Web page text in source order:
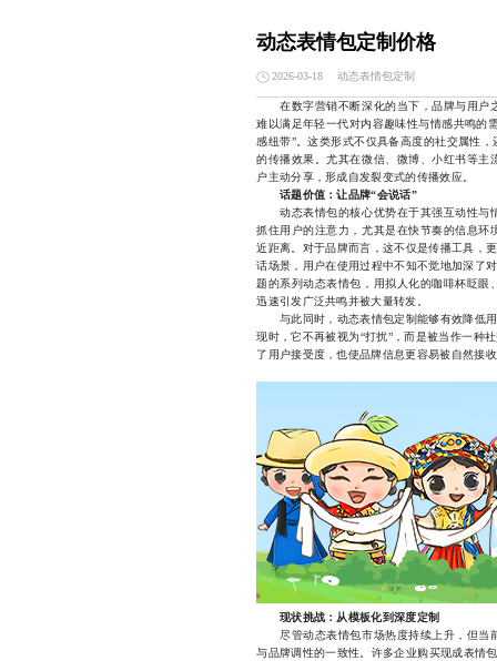
动态表情包定制价格
2026-03-18 动态表情包定制
在数字营销不断深化的当下，品牌与用户
难以满足年轻一代对内容趣味性与情感共鸣的
感纽带”。这类形式不仅具备高度的社交属性
的传播效果。尤其在微信、微博、小红书等
户主动分享，形成自发裂变式的传播效应。
话题价值：让品牌“会说话”
动态表情包的核心优势在于其强互动性与
抓住用户的注意力，尤其是在快节奏的信息
近距离。对于品牌而言，这不仅是传播工具，
话场景，用户在使用过程中不知不觉地加深了
题的系列动态表情包，用拟人化的咖啡杯眨
迅速引发广泛共鸣并被大量转发。
与此同时，动态表情包定制能够有效降低用
现时，它不再被视为“打扰”，而是被当作一种
了用户接受度，也使品牌信息更容易被自然接
现状挑战：从模板化到深度定制
尽管动态表情包市场热度持续上升，但当
与品牌调性的一致性。许多企业购买现成表情